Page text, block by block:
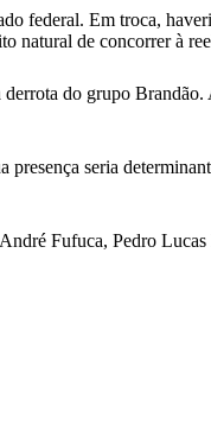
federal. Em troca,
natural de concorrer à
do grupo
seria
Fufuca, Pedro